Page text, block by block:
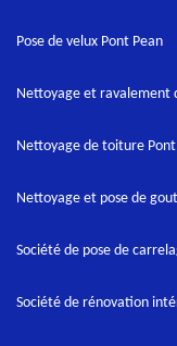
Pose de velux Pont Pean
Nettoyage et ravalement
Nettoyage de toiture Pont
Nettoyage et pose de
Société de pose de
Société de rénovation